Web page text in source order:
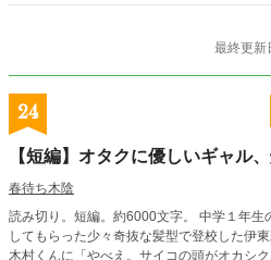
言うと純粋なハーレムも
承ください。その代わ
品を貶す意図はございま
います。
最終更新
24
【短編】オタクに優しいギャル
春待ち木陰
読み切り。短編。約6000文字。 中学１年生の夏休み明け。美容師の姉にカット
してもらった少々奇抜な髪型で登校した伊
木村くんに「やべえ。サイコの頭がオカシ